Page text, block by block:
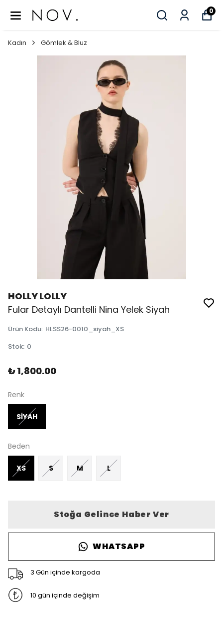
0
Kadın Gömlek & Bluz
HOLLY LOLLY
Fular Detaylı Dantelli Nina Yelek Siyah
Ürün Kodu: HLSS26-0010_siyah_XS
Stok: 0
₺ 1,800.00
Renk
SİYAH
Beden
XS S M L
Stoğa Gelince Haber Ver
WHATSAPP
3 Gün içinde kargoda
10 gün içinde değişim